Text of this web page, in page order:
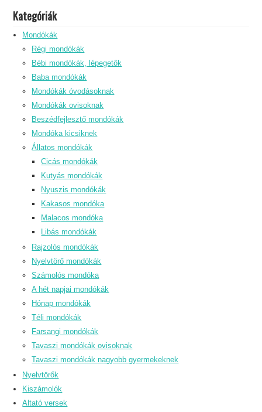
Kategóriák
Mondókák
Régi mondókák
Bébi mondókák, lépegetők
Baba mondókák
Mondókák óvodásoknak
Mondókák ovisoknak
Beszédfejlesztő mondókák
Mondóka kicsiknek
Állatos mondókák
Cicás mondókák
Kutyás mondókák
Nyuszis mondókák
Kakasos mondóka
Malacos mondóka
Libás mondókák
Rajzolós mondókák
Nyelvtörő mondókák
Számolós mondóka
A hét napjai mondókák
Hónap mondókák
Téli mondókák
Farsangi mondókák
Tavaszi mondókák ovisoknak
Tavaszi mondókák nagyobb gyermekeknek
Nyelvtörők
Kiszámolók
Altató versek